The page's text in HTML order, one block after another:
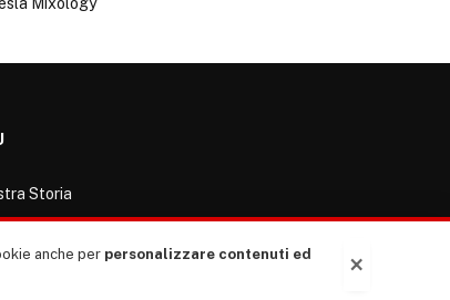
Storia
×
anche per personalizzare contenuti ed